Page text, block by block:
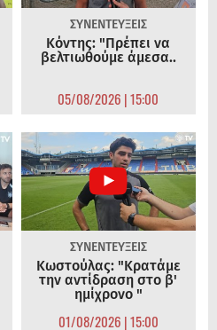
ΣΥΝΕΝΤΕΥΞΕΙΣ
Κόντης: "Πρέπει να
βελτιωθούμε άμεσα..
05/08/2026 | 15:00
ΣΥΝΕΝΤΕΥΞΕΙΣ
Κωστούλας: "Κρατάμε
την αντίδραση στο β'
ημίχρονο "
01/08/2026 | 15:00